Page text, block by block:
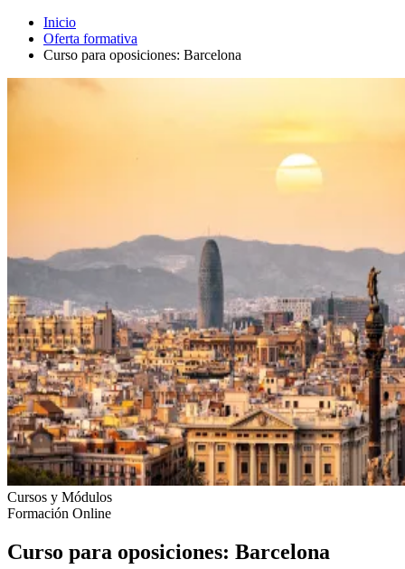
Inicio
Oferta formativa
Curso para oposiciones: Barcelona
Cursos y Módulos
Formación Online
Curso para oposiciones: Barcelona